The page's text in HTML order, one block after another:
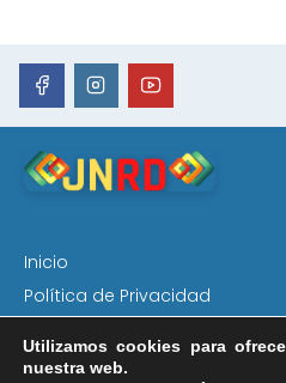
Inicio
Política de Privacidad
Política de Cookies
Utilizamos cookies para
nuestra web.